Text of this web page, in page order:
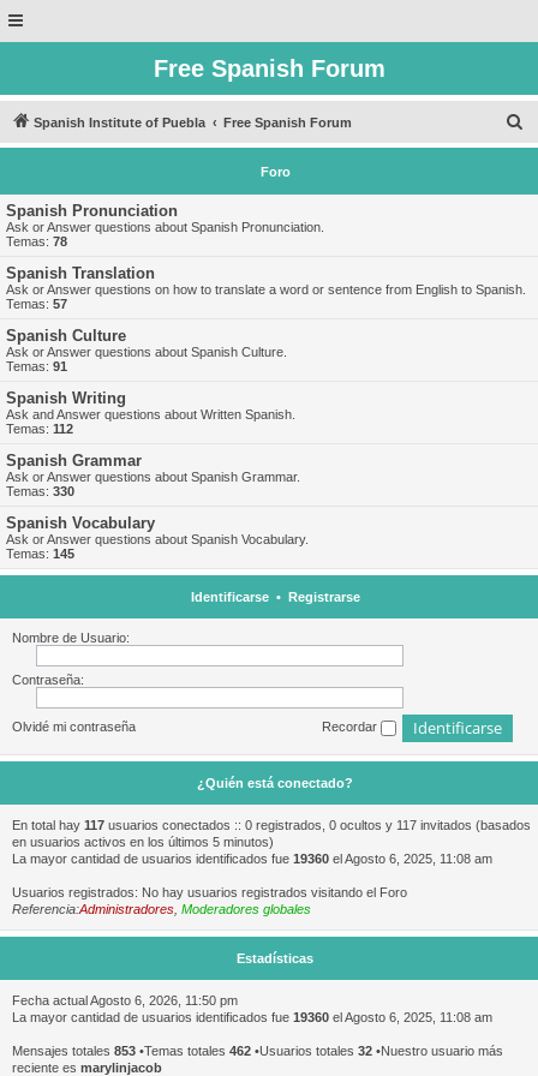
Free Spanish Forum
Spanish Institute of Puebla Free Spanish Forum
u
Foro
Spanish Pronunciation
Ask or Answer questions about Spanish Pronunciation.
Temas: 78
Spanish Translation
Ask or Answer questions on how to translate a word or sentence from English to Spanish.
Temas: 57
Spanish Culture
Ask or Answer questions about Spanish Culture.
Temas: 91
Spanish Writing
Ask and Answer questions about Written Spanish.
Temas: 112
Spanish Grammar
Ask or Answer questions about Spanish Grammar.
Temas: 330
Spanish Vocabulary
Ask or Answer questions about Spanish Vocabulary.
Temas: 145
Identificarse• Registrarse
Nombre de Usuario:
Contraseña:
Olvidé mi contraseña Recordar
¿Quién está conectado?
En total hay 117 usuarios conectados :: 0 registrados, 0 ocultos y 117 invitados (basados
en usuarios activos en los últimos 5 minutos)
La mayor cantidad de usuarios identificados fue 19360 el Agosto 6, 2025, 11:08 am
Usuarios registrados: No hay usuarios registrados visitando el Foro
Referencia:Administradores Moderadores globales
Estadísticas
Fecha actual Agosto 6, 2026, 11:50 pm
La mayor cantidad de usuarios identificados fue 19360 el Agosto 6, 2025, 11:08 am
Mensajes totales 853 •Temas totales 462 •Usuarios totales 32 •Nuestro usuario más
reciente es marylinjacob